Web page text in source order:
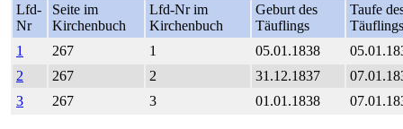
Lfd-
Nr
Seite im
Kirchenbuch
Lfd-Nr im
Kirchenbuch
Geburt des
Täuflings
Taufe
Täuflings
1
267 1 05.01.1838
2
267 2 31.12.1837
3
267 3 01.01.1838